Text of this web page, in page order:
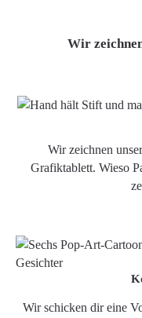
Wir
Wir zeichnen
Grafiktablett. Wieso
Wir schicken dir eine